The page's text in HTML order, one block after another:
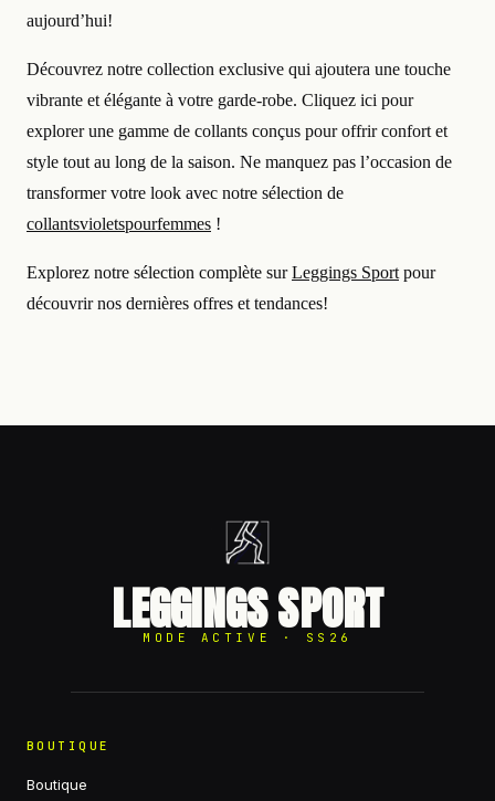
aujourd’hui!
Découvrez notre collection exclusive qui ajoutera une touche
vibrante et élégante à votre garde-robe. Cliquez ici pour
explorer une gamme de collants conçus pour offrir confort et
style tout au long de la saison. Ne manquez pas l’occasion de
transformer votre look avec notre sélection de
collantsvioletspourfemmes !
Explorez notre sélection complète surLeggings Sport pour
découvrir nos dernières offres et tendances!
LEGGINGS SPORT
MODE ACTIVE · SS26
BOUTIQUE
Boutique